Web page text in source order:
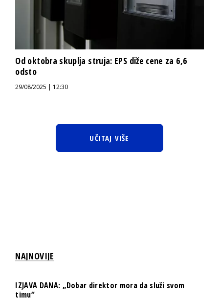
Od oktobra skuplja struja: EPS diže cene za 6,6
odsto
29/08/2025 | 12:30
UČITAJ VIŠE
NAJNOVIJE
IZJAVA DANA: „Dobar direktor mora da služi svom
timu“